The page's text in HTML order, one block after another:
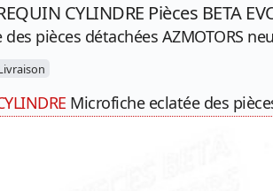
CYLINDRE Pièces BETA
pièces détachées AZMOTORS
Microfiche eclatée des